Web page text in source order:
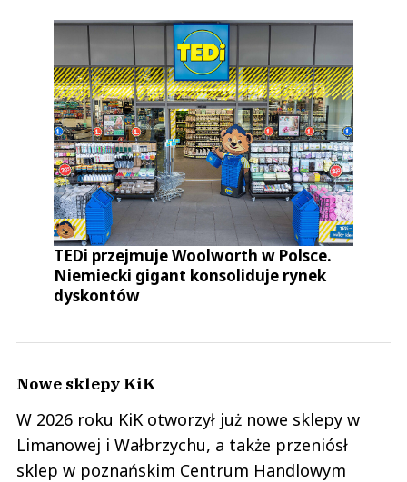
TEDi przejmuje Woolworth w Polsce.
Niemiecki gigant konsoliduje rynek
dyskontów
Nowe sklepy KiK
W 2026 roku KiK otworzył już nowe sklepy w
Limanowej i Wałbrzychu, a także przeniósł
sklep w poznańskim Centrum Handlowym